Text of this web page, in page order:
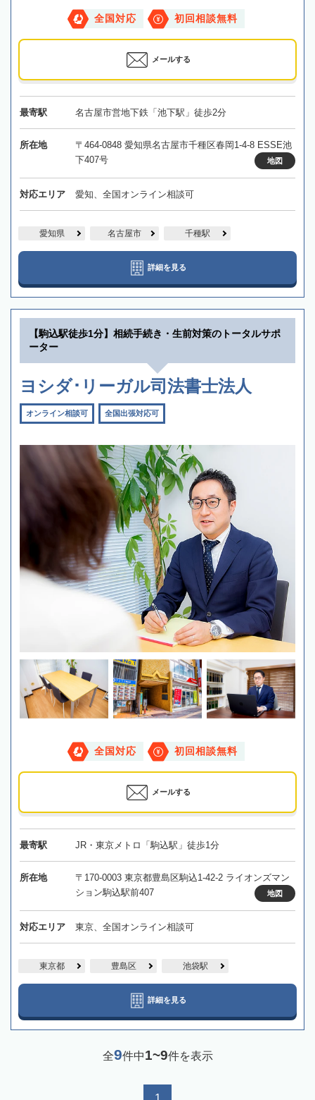
全国対応 初回相談無料
メールする
最寄駅 名古屋市営地下鉄「池下駅」徒歩2分
所在地
〒464-0848 愛知県名古屋市千種区春岡1-4-8 ESSE池
下407号
地図
対応エリア 愛知、全国オンライン相談可
愛知県 名古屋市 千種駅
詳細を見る
【駒込駅徒歩1分】相続手続き・生前対策のトータルサポ
ーター
ヨシダ･リーガル司法書士法人
オンライン相談可 全国出張対応可
全国対応 初回相談無料
メールする
最寄駅 JR・東京メトロ「駒込駅」徒歩1分
所在地
〒170-0003 東京都豊島区駒込1-42-2 ライオンズマン
ション駒込駅前407
地図
対応エリア 東京、全国オンライン相談可
東京都 豊島区 池袋駅
詳細を見る
全9件中1~9件を表示